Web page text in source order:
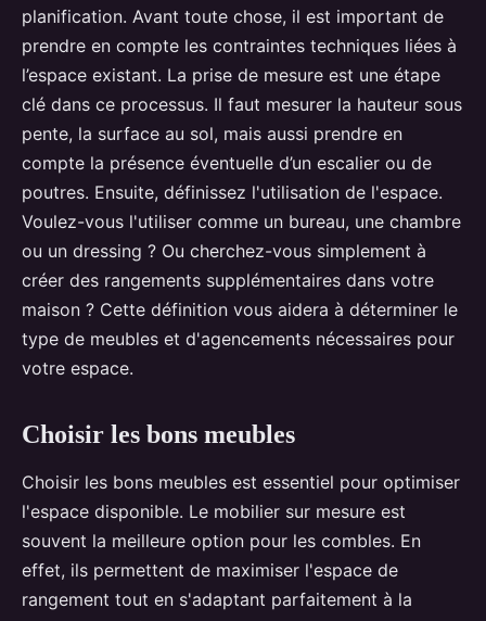
planification. Avant toute chose, il est important de
prendre en compte les contraintes techniques liées à
l’espace existant. La prise de mesure est une étape
clé dans ce processus. Il faut mesurer la hauteur sous
pente, la surface au sol, mais aussi prendre en
compte la présence éventuelle d’un escalier ou de
poutres. Ensuite, définissez l'utilisation de l'espace.
Voulez-vous l'utiliser comme un bureau, une chambre
ou un dressing ? Ou cherchez-vous simplement à
créer des rangements supplémentaires dans votre
maison ? Cette définition vous aidera à déterminer le
type de meubles et d'agencements nécessaires pour
votre espace.
Choisir les bons meubles
Choisir les bons meubles est essentiel pour optimiser
l'espace disponible. Le mobilier sur mesure est
souvent la meilleure option pour les combles. En
effet, ils permettent de maximiser l'espace de
rangement tout en s'adaptant parfaitement à la